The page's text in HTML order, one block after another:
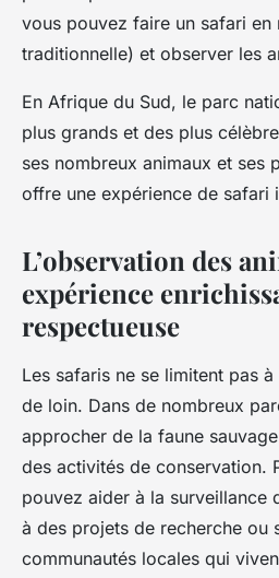
vous pouvez faire un safari
traditionnelle) et observer les
En Afrique du Sud, le parc
plus grands et des plus
ses nombreux animaux et ses
offre une expérience de safari
L’observation des
expérience
respectueuse
Les safaris ne se limitent pas
de loin. Dans de nombreux
approcher de la faune
des activités de conservation.
pouvez aider à la surveillance
à des projets de recherche ou
communautés locales qui